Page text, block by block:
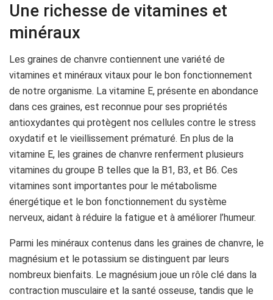
Une richesse de vitamines et
minéraux
Les graines de chanvre contiennent une variété de
vitamines et minéraux vitaux pour le bon fonctionnement
de notre organisme. La vitamine E, présente en abondance
dans ces graines, est reconnue pour ses propriétés
antioxydantes qui protègent nos cellules contre le stress
oxydatif et le vieillissement prématuré. En plus de la
vitamine E, les graines de chanvre renferment plusieurs
vitamines du groupe B telles que la B1, B3, et B6. Ces
vitamines sont importantes pour le métabolisme
énergétique et le bon fonctionnement du système
nerveux, aidant à réduire la fatigue et à améliorer l’humeur.
Parmi les minéraux contenus dans les graines de chanvre, le
magnésium et le potassium se distinguent par leurs
nombreux bienfaits. Le magnésium joue un rôle clé dans la
contraction musculaire et la santé osseuse, tandis que le